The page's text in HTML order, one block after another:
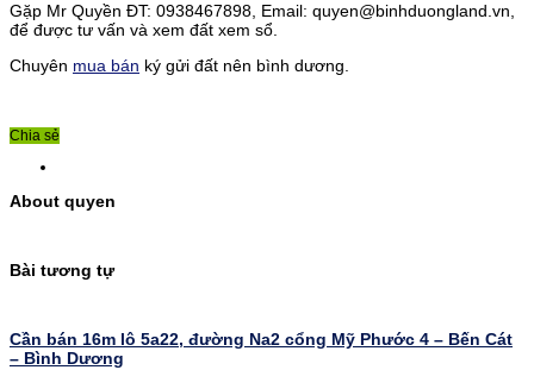
Gặp Mr Quyền ĐT: 0938467898, Email: quyen@binhduongland.vn,
để được tư vấn và xem đất xem sổ.
Chuyên mua bán ký gửi đất nên bình dương.
Chia sẻ
About quyen
Bài tương tự
Cần bán 16m lô 5a22, đường Na2 cổng Mỹ Phước 4 – Bến Cát
– Bình Dương